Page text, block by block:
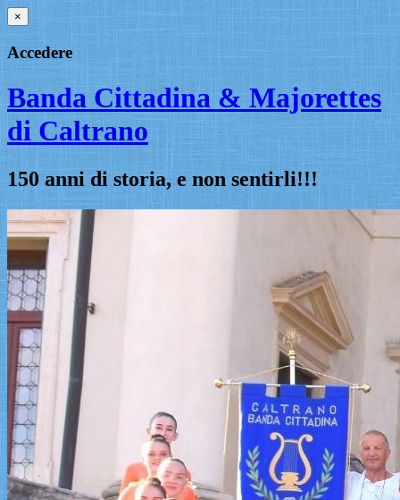
×
Accedere
Banda Cittadina & Majorettes
di Caltrano
150 anni di storia, e non sentirli!!!